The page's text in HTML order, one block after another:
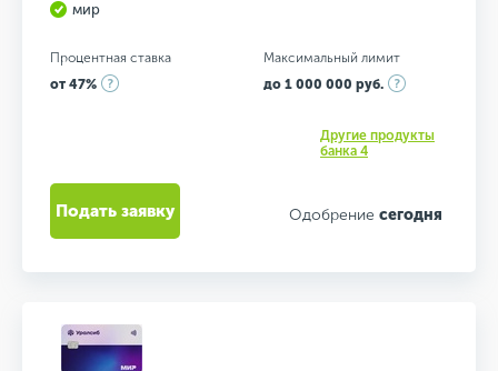
мир
Процентная ставка
от 47%
Максимальный лимит
до 1 000 000 руб.
Другие продукты
банка 4
Одобрение сегодня
Подать заявку